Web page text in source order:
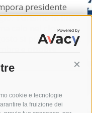
cookie e tecnologie
la fruizione dei
presidente
Turismo in linea
calo nel clou
si punta sul last
e ottobre